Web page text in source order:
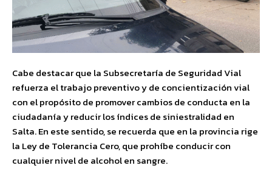
Cabe destacar que la Subsecretaría de Seguridad Vial
refuerza el trabajo preventivo y de concientización vial
con el propósito de promover cambios de conducta en la
ciudadanía y reducir los índices de siniestralidad en
Salta. En este sentido, se recuerda que en la provincia rige
la Ley de Tolerancia Cero, que prohíbe conducir con
cualquier nivel de alcohol en sangre.